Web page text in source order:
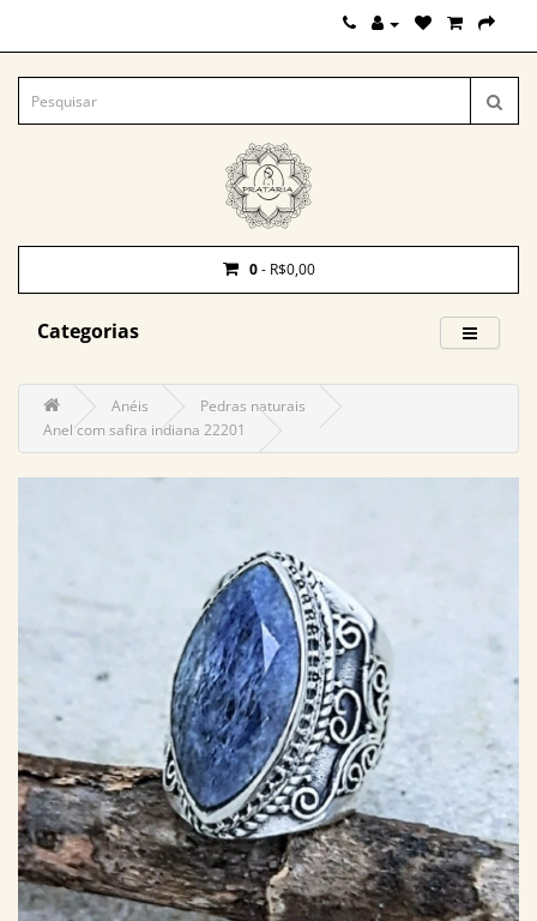
0- R$0,00
Categorias
Anéis
Pedras naturais
Anel com safira indiana 22201